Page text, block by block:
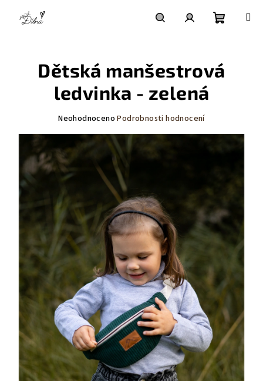
košík
Dětská manšestrová
ledvinka - zelená
Neohodnoceno Podrobnosti hodnocení